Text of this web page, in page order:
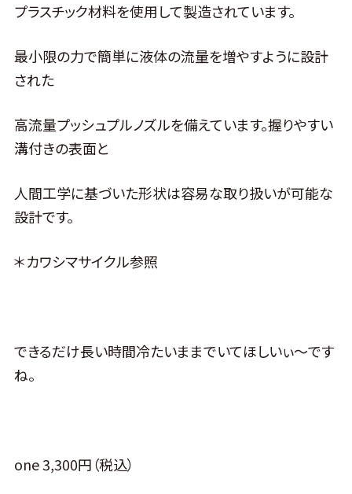
プラスチック材料を使用して製造されています。
最小限の力で簡単に液体の流量を増やすように設計
された
高流量プッシュプルノズルを備えています。握りやすい
溝付きの表面と
人間工学に基づいた形状は容易な取り扱いが可能な
設計です。
＊カワシマサイクル参照
できるだけ長い時間冷たいままでいてほしいぃ～です
ね。
one 3,300円（税込）